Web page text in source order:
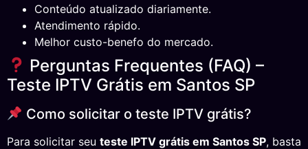
Conteúdo atualizado diariamente.
Atendimento rápido.
Melhor custo-benefo do mercado.
Perguntas Frequentes (FAQ) –
Teste IPTV Grátis em Santos SP
Como solicitar o teste IPTV grátis?
Para solicitar seu teste IPTV grátis em Santos SP, basta